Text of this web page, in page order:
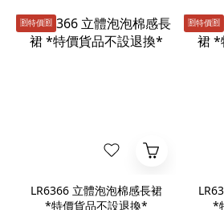
🈹️特價🈹️
LR6366 立體泡泡棉感長裙
*特價貨品不設退換*
🈹️特價🈹️
*